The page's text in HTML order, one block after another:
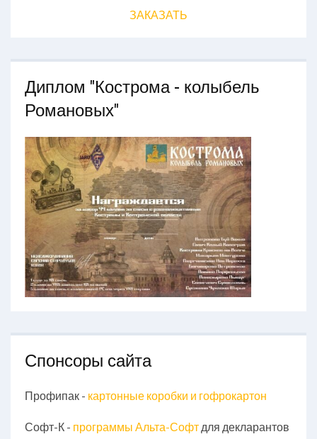
ЗАКАЗАТЬ
Диплом "Кострома - колыбель
Романовых"
Спонсоры сайта
Профипак - картонные коробки и гофрокартон
Софт-К - программы Альта-Софт для декларантов